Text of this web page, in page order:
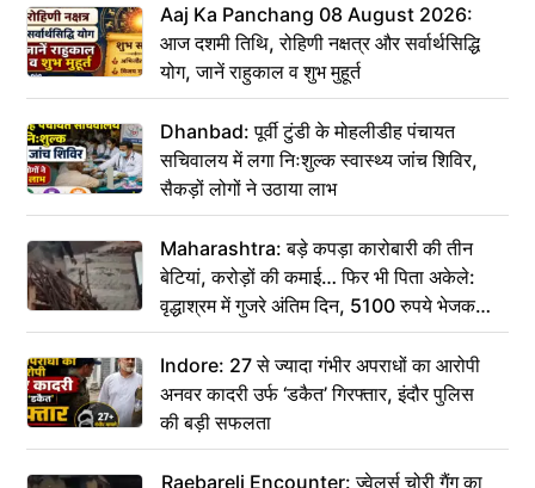
Aaj Ka Panchang 08 August 2026:
आज दशमी तिथि, रोहिणी नक्षत्र और सर्वार्थसिद्धि
योग, जानें राहुकाल व शुभ मुहूर्त
Dhanbad: पूर्वी टुंडी के मोहलीडीह पंचायत
सचिवालय में लगा निःशुल्क स्वास्थ्य जांच शिविर,
सैकड़ों लोगों ने उठाया लाभ
Maharashtra: बड़े कपड़ा कारोबारी की तीन
बेटियां, करोड़ों की कमाई… फिर भी पिता अकेले:
वृद्धाश्रम में गुजरे अंतिम दिन, 5100 रुपये भेजकर
कहा– अंतिम संस्कार कर दीजिए हम नहीं आ पाएंगे
Indore: 27 से ज्यादा गंभीर अपराधों का आरोपी
अनवर कादरी उर्फ ‘डकैत’ गिरफ्तार, इंदौर पुलिस
की बड़ी सफलता
Raebareli Encounter: ज्वेलर्स चोरी गैंग का